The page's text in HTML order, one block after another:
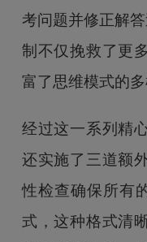
考问题并修正解
制不仅挽救了更
富了思维模式的多
经过这一系列精
还实施了三道额
性检查确保所有
式，这种格式清